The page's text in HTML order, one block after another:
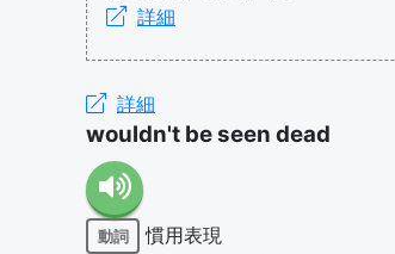
詳細
詳細
wouldn't be seen dead
動詞
慣用表現